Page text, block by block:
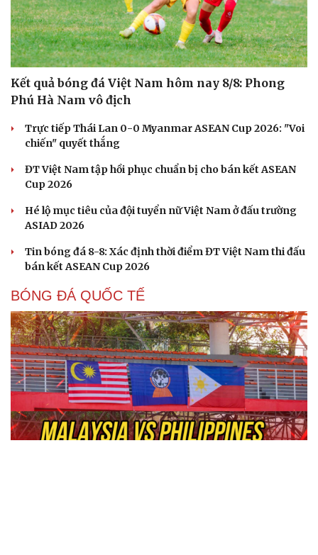
Kết quả bóng đá Việt Nam hôm nay 8/8: Phong
Phú Hà Nam vô địch
Trực tiếp Thái Lan 0-0 Myanmar ASEAN Cup 2026: "Voi
chiến" quyết thắng
ĐT Việt Nam tập hồi phục chuẩn bị cho bán kết ASEAN
Cup 2026
Hé lộ mục tiêu của đội tuyển nữ Việt Nam ở đấu trường
ASIAD 2026
Tin bóng đá 8-8: Xác định thời điểm ĐT Việt Nam thi đấu
bán kết ASEAN Cup 2026
BÓNG ĐÁ QUỐC TẾ